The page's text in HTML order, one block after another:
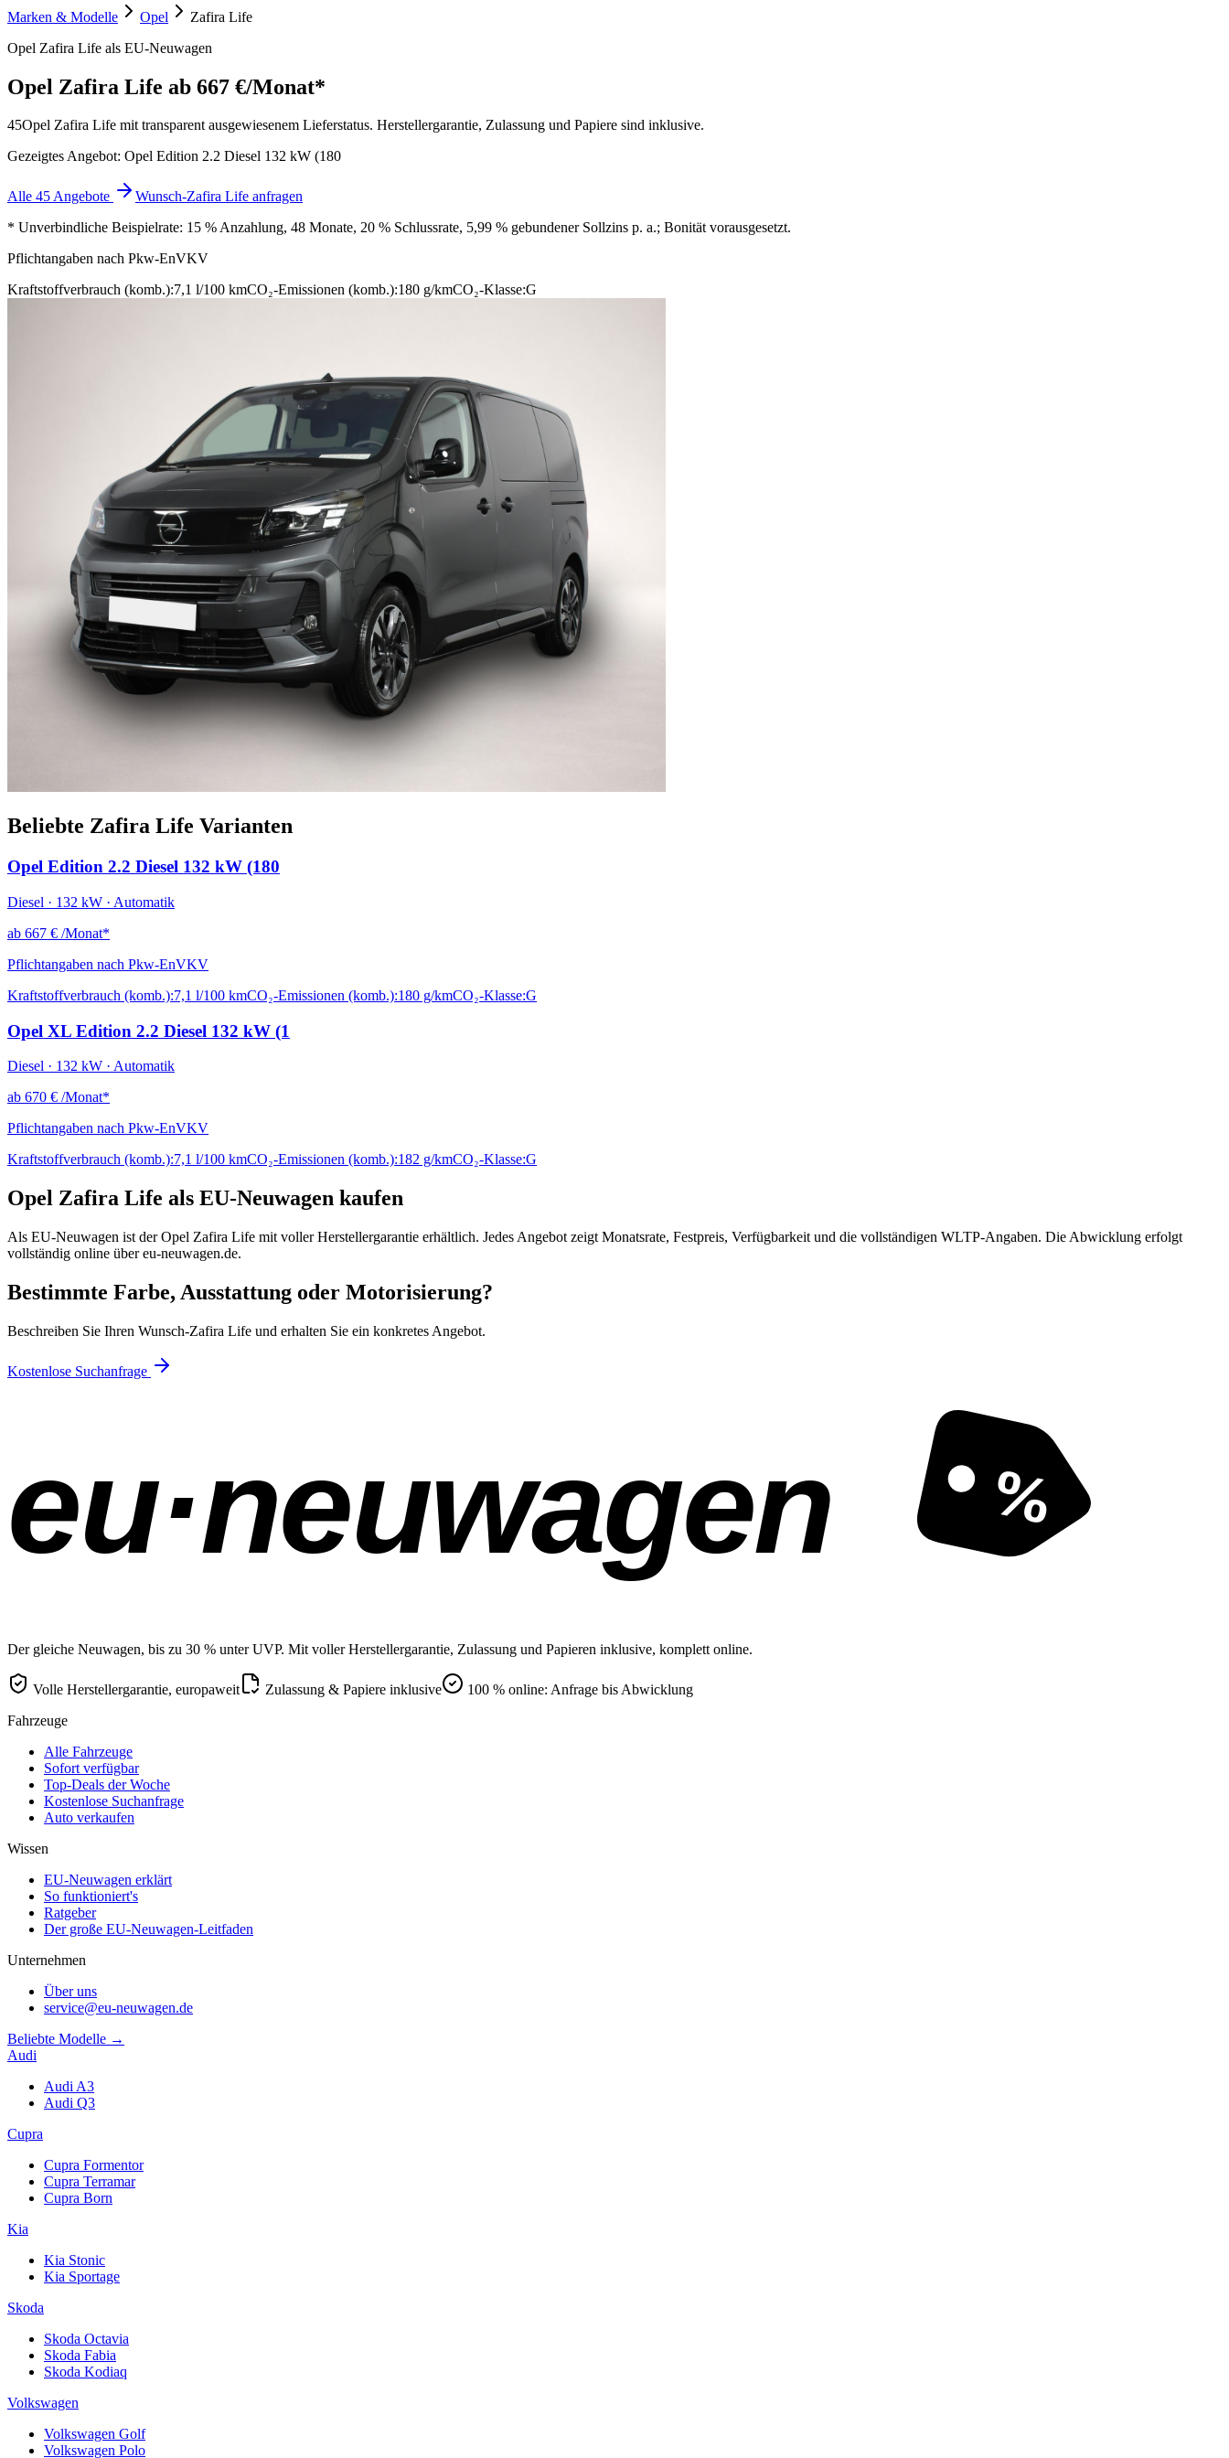
Marken & Modelle Opel
Zafira Life
Opel Zafira Life als EU-Neuwagen
Opel Zafira Life ab 667 €/Monat*
45Opel Zafira Life mit transparent ausgewiesenem Lieferstatus. Herstellergarantie, Zulassung und Papiere sind inklusive.
Gezeigtes Angebot: Opel Edition 2.2 Diesel 132 kW (180
Alle 45 Angebote
Wunsch-Zafira Life anfragen
* Unverbindliche Beispielrate: 15 % Anzahlung, 48 Monate, 20 % Schlussrate, 5,99 % gebundener Sollzins p. a.; Bonität vorausgesetzt.
Pflichtangaben nach Pkw-EnVKV
Kraftstoffverbrauch (komb.):7,1 l/100 kmCO₂-Emissionen (komb.):180 g/kmCO₂-Klasse:G
Beliebte Zafira Life Varianten
Opel Edition 2.2 Diesel 132 kW (180
Diesel · 132 kW · Automatik
ab 667 € /Monat*
Pflichtangaben nach Pkw-EnVKV
Kraftstoffverbrauch (komb.):7,1 l/100 kmCO₂-Emissionen (komb.):180 g/kmCO₂-Klasse:G
Opel XL Edition 2.2 Diesel 132 kW (1
Diesel · 132 kW · Automatik
ab 670 € /Monat*
Pflichtangaben nach Pkw-EnVKV
Kraftstoffverbrauch (komb.):7,1 l/100 kmCO₂-Emissionen (komb.):182 g/kmCO₂-Klasse:G
Opel Zafira Life als EU-Neuwagen kaufen
Als EU-Neuwagen ist der Opel Zafira Life mit voller Herstellergarantie erhältlich. Jedes Angebot zeigt Monatsrate, Festpreis, Verfügbarkeit und die vollständigen WLTP-Angaben. Die Abwicklung erfolgt
vollständig online über eu-neuwagen.de.
Bestimmte Farbe, Ausstattung oder Motorisierung?
Beschreiben Sie Ihren Wunsch-Zafira Life und erhalten Sie ein konkretes Angebot.
Kostenlose Suchanfrage
eu·neuwagen %
Der gleiche Neuwagen, bis zu 30 % unter UVP. Mit voller Herstellergarantie, Zulassung und Papieren inklusive, komplett online.
Volle Herstellergarantie, europaweit Zulassung & Papiere inklusive
100 % online: Anfrage bis Abwicklung
Fahrzeuge
Alle Fahrzeuge
Sofort verfügbar
Top-Deals der Woche
Kostenlose Suchanfrage
Auto verkaufen
Wissen
EU-Neuwagen erklärt
So funktioniert's
Ratgeber
Der große EU-Neuwagen-Leitfaden
Unternehmen
Über uns
service@eu-neuwagen.de
Beliebte Modelle →
Audi
Audi A3
Audi Q3
Cupra
Cupra Formentor
Cupra Terramar
Cupra Born
Kia
Kia Stonic
Kia Sportage
Skoda
Skoda Octavia
Skoda Fabia
Skoda Kodiaq
Volkswagen
Volkswagen Golf
Volkswagen Polo